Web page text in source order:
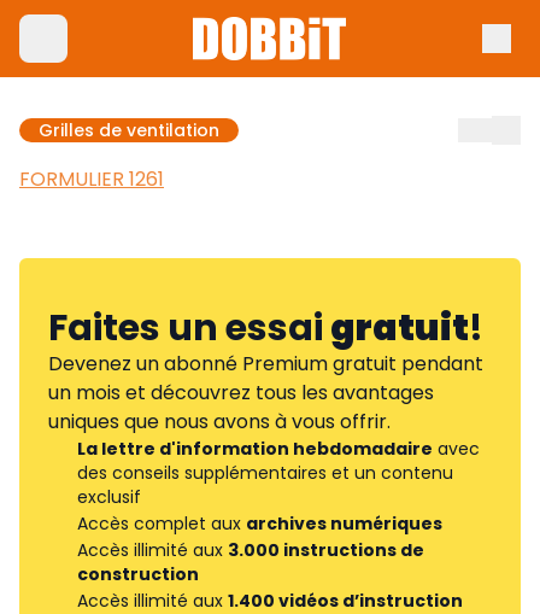
Grilles de ventilation
FORMULIER 1261
Faites un essaigratuit!
Devenez un abonné Premium gratuit pendant
un mois et découvrez tous les avantages
uniques que nous avons à vous offrir.
La lettre d'information hebdomadaire avec
des conseils supplémentaires et un contenu
exclusif
Accès complet aux archives numériques
Accès illimité aux 3.000 instructions de
construction
Accès illimité aux 1.400 vidéos d’instruction